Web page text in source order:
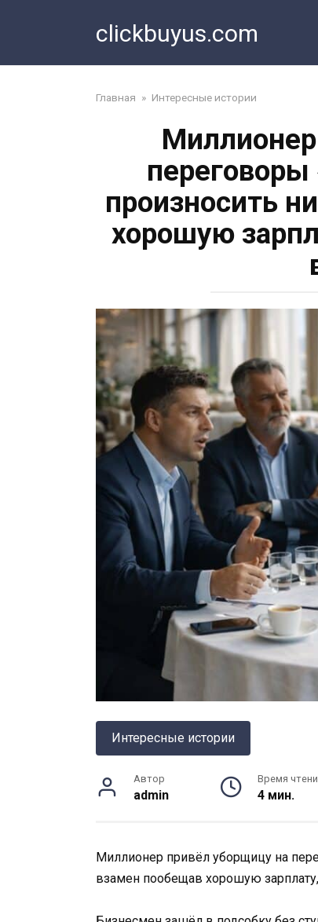
clickbuyus.com
Главная » Интересные истории
переговоры
произносить
хорошую
Интересные истории
Автор
admin
Время
4 мин.
Миллионер привёл уборщицу на
взамен пообещав хорошую